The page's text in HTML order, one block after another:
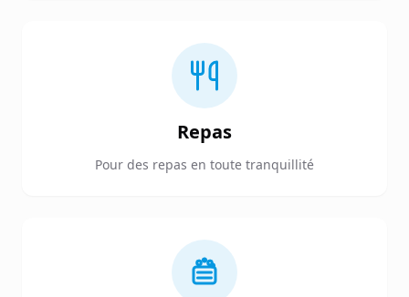
Repas
Pour des repas en toute tranquillité